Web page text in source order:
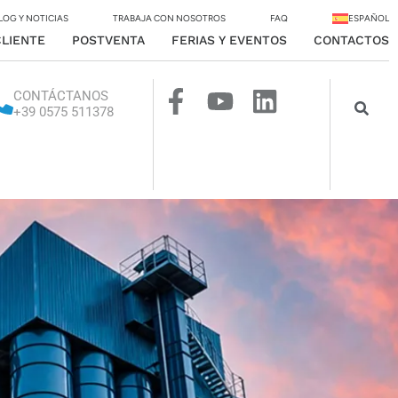
Y NOTICIAS TRABAJA CON NOSOTROS FAQ ESPAÑOL
POSTVENTA FERIAS Y EVENTOS CONTACTOS
CONTÁCTANOS
+39 0575 511378